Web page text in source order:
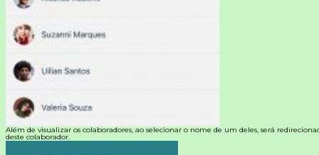
Além de visualizar os colaboradores, ao selecionar o nome de um deles, será
deste colaborador.